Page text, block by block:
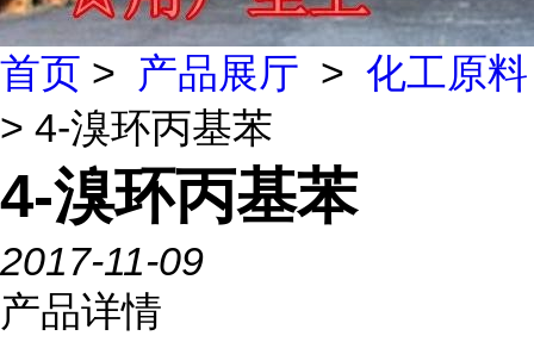
首页 > 产品展厅 > 化工原料
> 4-溴环丙基苯
4-溴环丙基苯
2017-11-09
产品详情